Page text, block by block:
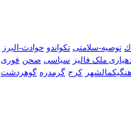
توصیه-سلامتی تکواندو حوادث-البرز
ملک فالیز سیاسی صحن فوری
کرج گرمدره گوهردشت